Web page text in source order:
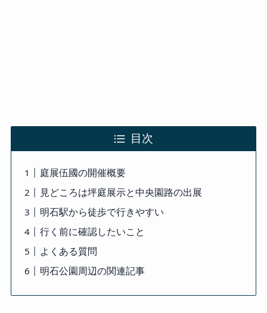
目次
庭展伍國の開催概要
見どころは坪庭展示と中央園路の出展
明石駅から徒歩で行きやすい
行く前に確認したいこと
よくある質問
明石公園周辺の関連記事